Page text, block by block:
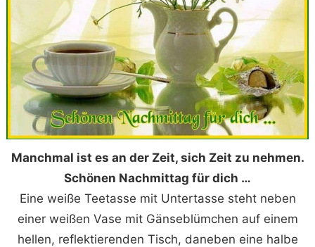
Manchmal ist es an der Zeit, sich Zeit zu nehmen.
Schönen Nachmittag für dich …
Eine weiße Teetasse mit Untertasse steht neben
einer weißen Vase mit Gänseblümchen auf einem
hellen, reflektierenden Tisch, daneben eine halbe